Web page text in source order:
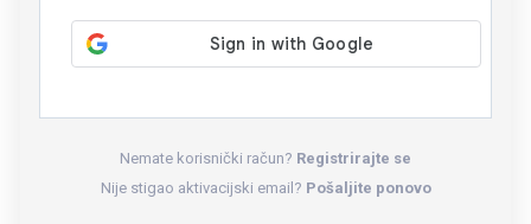
Nemate korisnički račun? Registrirajte se
Nije stigao aktivacijski email? Pošaljite ponovo